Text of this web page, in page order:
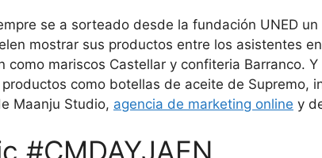
se a sorteado desde la fundación UNED
mostrar sus productos entre los asistentes
como mariscos Castellar y confiteria Barranco.
como botellas de aceite de Supremo,
Maanju Studio, agencia de marketing online y
#CMDAYJAEN